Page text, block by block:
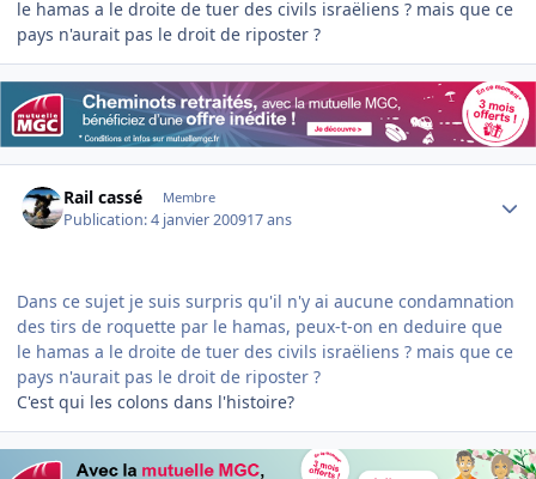
le hamas a le droite de tuer des civils israëliens ? mais que ce
pays n'aurait pas le droit de riposter ?
Rail cassé Membre
Publication:4 janvier 200917 ans
Dans ce sujet je suis surpris qu'il n'y ai aucune condamnation
des tirs de roquette par le hamas, peux-t-on en deduire que
le hamas a le droite de tuer des civils israëliens ? mais que ce
pays n'aurait pas le droit de riposter ?
C'est qui les colons dans l'histoire?